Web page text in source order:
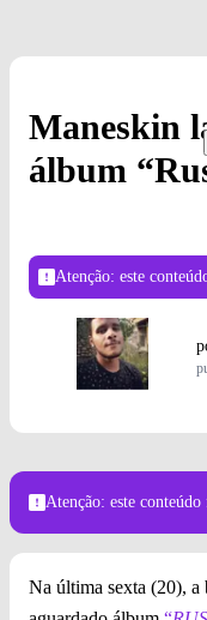
Maneskin
álbum
Atenção: este
Atenção: este
Na última sexta (20), a